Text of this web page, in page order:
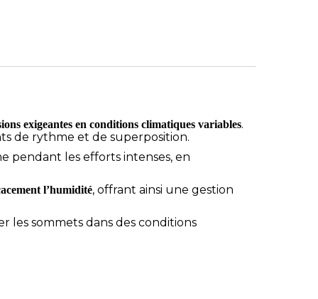
exigeantes en conditions climatiques variables.
de rythme et de superposition.
pendant les efforts intenses, en
l’humidité, offrant ainsi une gestion
les sommets dans des conditions